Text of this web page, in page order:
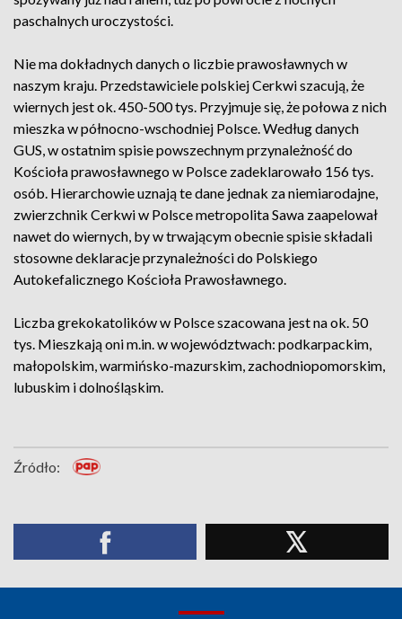
paschalnych uroczystości.
Nie ma dokładnych danych o liczbie prawosławnych w
naszym kraju. Przedstawiciele polskiej Cerkwi szacują, że
wiernych jest ok. 450-500 tys. Przyjmuje się, że połowa z nich
mieszka w północno-wschodniej Polsce. Według danych
GUS, w ostatnim spisie powszechnym przynależność do
Kościoła prawosławnego w Polsce zadeklarowało 156 tys.
osób. Hierarchowie uznają te dane jednak za niemiarodajne,
zwierzchnik Cerkwi w Polsce metropolita Sawa zaapelował
nawet do wiernych, by w trwającym obecnie spisie składali
stosowne deklaracje przynależności do Polskiego
Autokefalicznego Kościoła Prawosławnego.
Liczba grekokatolików w Polsce szacowana jest na ok. 50
tys. Mieszkają oni m.in. w województwach: podkarpackim,
małopolskim, warmińsko-mazurskim, zachodniopomorskim,
lubuskim i dolnośląskim.
Źródło: